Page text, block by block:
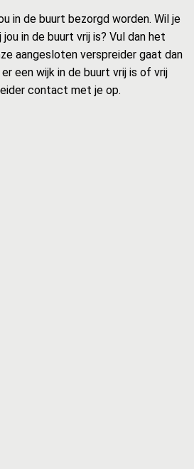
in de buurt bezorgd worden. Wil je
in de buurt vrij is? Vul dan het
aangesloten verspreider gaat dan
een wijk in de buurt vrij is of vrij
contact met je op.